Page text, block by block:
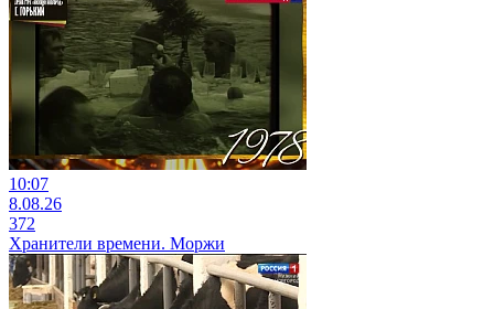
10:07
8.08.26
372
Хранители времени. Моржи